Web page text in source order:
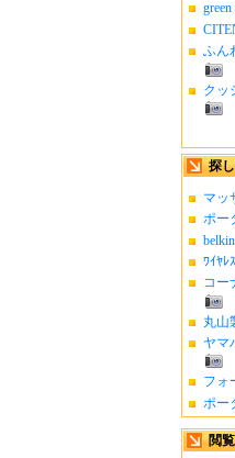
ふん
クッ
探
マッ
ポー
ﾜｲﾔﾚ
コー
丸山
ヤマ
フォ
ポー
閲